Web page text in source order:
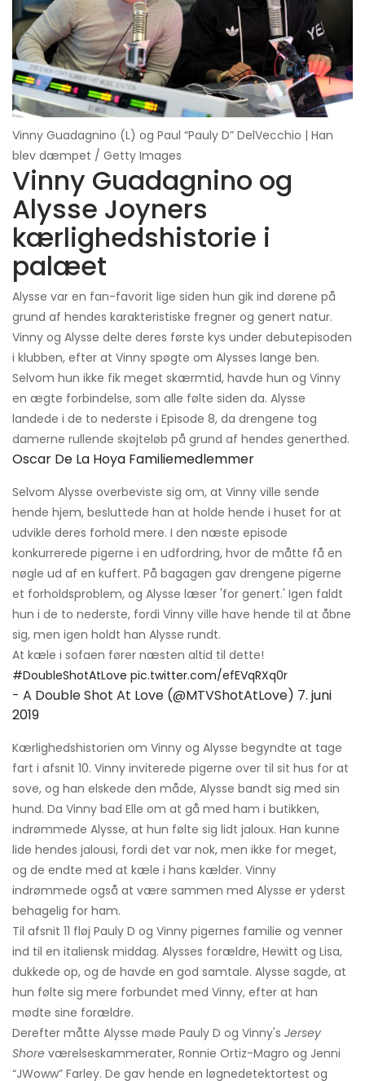
Vinny Guadagnino (L) og Paul “Pauly D” DelVecchio | Han
blev dæmpet / Getty Images
Vinny Guadagnino og
Alysse Joyners
kærlighedshistorie i
palæet
Alysse var en fan-favorit lige siden hun gik ind dørene på
grund af hendes karakteristiske fregner og genert natur.
Vinny og Alysse delte deres første kys under debutepisoden
i klubben, efter at Vinny spøgte om Alysses lange ben.
Selvom hun ikke fik meget skærmtid, havde hun og Vinny
en ægte forbindelse, som alle følte siden da. Alysse
landede i de to nederste i Episode 8, da drengene tog
damerne rullende skøjteløb på grund af hendes generthed.
Oscar De La Hoya Familiemedlemmer
Selvom Alysse overbeviste sig om, at Vinny ville sende
hende hjem, besluttede han at holde hende i huset for at
udvikle deres forhold mere. I den næste episode
konkurrerede pigerne i en udfordring, hvor de måtte få en
nøgle ud af en kuffert. På bagagen gav drengene pigerne
et forholdsproblem, og Alysse læser 'for genert.' Igen faldt
hun i de to nederste, fordi Vinny ville have hende til at åbne
sig, men igen holdt han Alysse rundt.
At kæle i sofaen fører næsten altid til dette!
#DoubleShotAtLove pic.twitter.com/efEVqRXq0r
- A Double Shot At Love (@MTVShotAtLove) 7. juni
2019
Kærlighedshistorien om Vinny og Alysse begyndte at tage
fart i afsnit 10. Vinny inviterede pigerne over til sit hus for at
sove, og han elskede den måde, Alysse bandt sig med sin
hund. Da Vinny bad Elle om at gå med ham i butikken,
indrømmede Alysse, at hun følte sig lidt jaloux. Han kunne
lide hendes jalousi, fordi det var nok, men ikke for meget,
og de endte med at kæle i hans kælder. Vinny
indrømmede også at være sammen med Alysse er yderst
behagelig for ham.
Til afsnit 11 fløj Pauly D og Vinny pigernes familie og venner
ind til en italiensk middag. Alysses forældre, Hewitt og Lisa,
dukkede op, og de havde en god samtale. Alysse sagde, at
hun følte sig mere forbundet med Vinny, efter at han
mødte sine forældre.
Derefter måtte Alysse møde Pauly D og Vinny's Jersey
Shore værelseskammerater, Ronnie Ortiz-Magro og Jenni
“JWoww” Farley. De gav hende en løgnedetektortest og